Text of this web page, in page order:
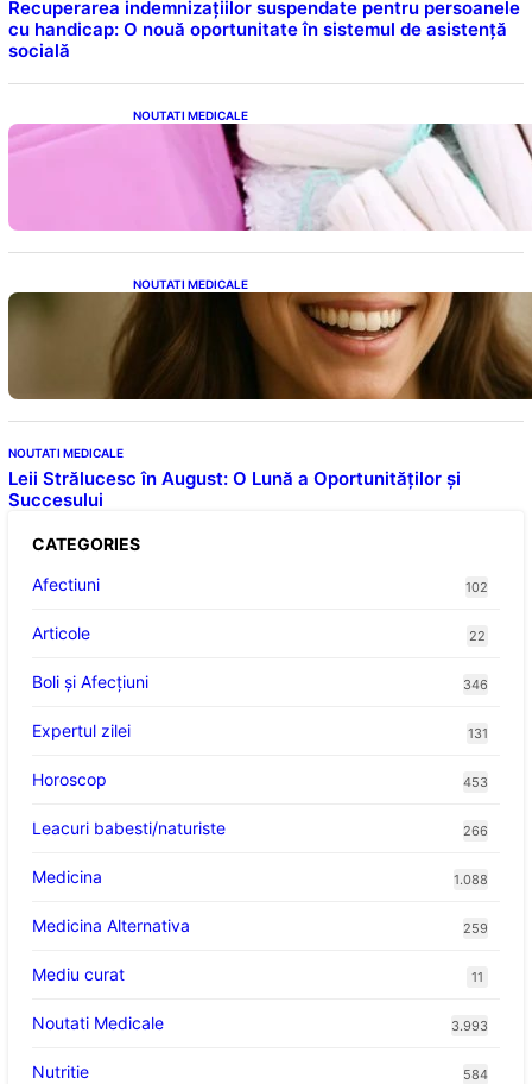
Recuperarea indemnizațiilor suspendate pentru persoanele
cu handicap: O nouă oportunitate în sistemul de asistență
socială
NOUTATI MEDICALE
Tampoanele menstruale: O analiză profundă
a riscurilor legate de metale toxice
NOUTATI MEDICALE
Ceaiul – Băutura care protejează inima:
Descoperiri recente despre beneficiile
consumului zilnic
NOUTATI MEDICALE
Leii Strălucesc în August: O Lună a Oportunităților și
Succesului
CATEGORIES
Afectiuni
102
Articole 22
Boli și Afecțiuni 346
Expertul zilei 131
Horoscop 453
Leacuri babesti/naturiste 266
Medicina 1.088
Medicina Alternativa 259
Mediu curat 11
Noutati Medicale 3.993
Nutritie 584